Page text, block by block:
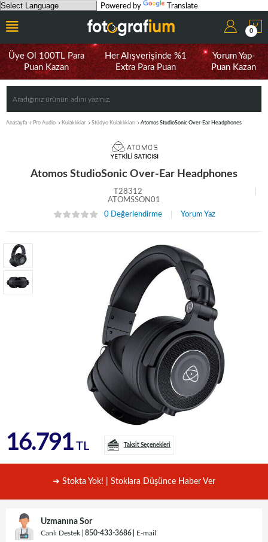
Powered by Translate
0
Üye Ol 100TL Para
Puan Kazan
Her Alışverişinde %1
Extra Para Puan
Yorum Yap-
Puan Kazan
Anasayfa Pro Audio Kulaklıklar Stüdyo Kulaklıkları Atomos StudioSonic Over-Ear Headphones
Atomos StudioSonic Over-Ear Headphones
T28312
ATOMSSON01
0 Değerlendirme
Yorum Yaz
16.791 TL Taksit Seçenekleri
➜ Stokta Yok! | Stoklara Düşünce Haber Ver
Uzmanına Sor
Canlı Destek 850-433-3686 E-mail